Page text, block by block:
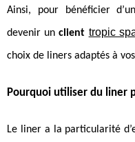
Ainsi, pour bénéficier
devenir unclient tropic
choix de liners adaptés à
Pourquoi utiliser du liner
Le liner a la particularité